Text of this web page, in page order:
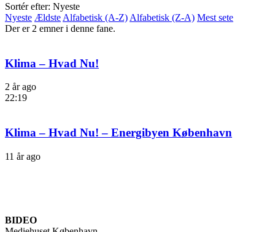
Sortér efter: Nyeste
Nyeste Ældste Alfabetisk (A-Z) Alfabetisk (Z-A) Mest sete
Der er 2 emner i denne fane.
Klima – Hvad Nu!
2 år ago
22:19
Klima – Hvad Nu! – Energibyen København
11 år ago
BIDEO